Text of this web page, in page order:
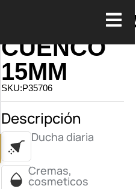
CUENCO
15MM
SKU:P35706
Descripción
Ducha diaria
Cremas,
cosmeticos